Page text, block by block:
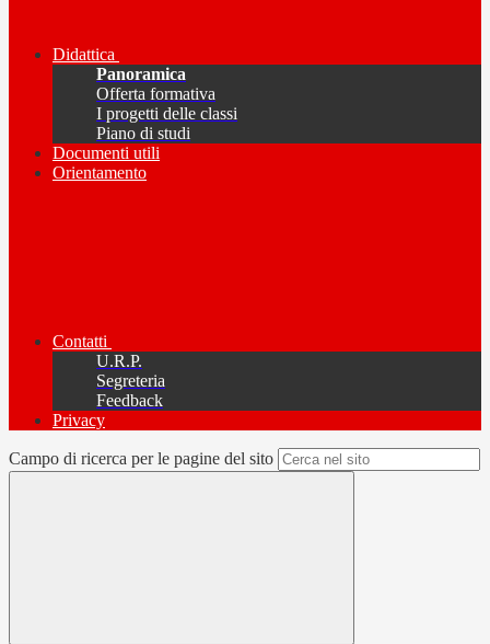
Didattica
Panoramica
Offerta formativa
I progetti delle classi
Piano di studi
Documenti utili
Orientamento
Contatti
U.R.P.
Segreteria
Feedback
Privacy
Campo di ricerca per le pagine del sito